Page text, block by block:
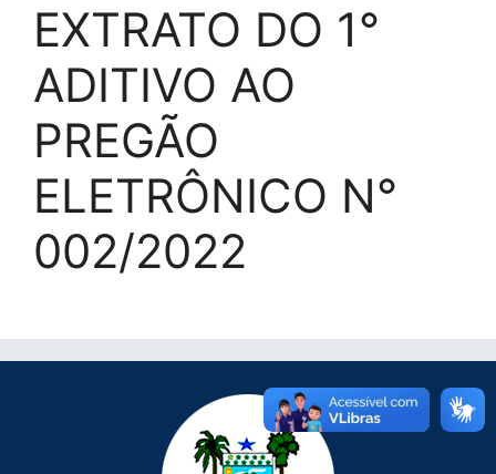
EXTRATO DO 1°
ADITIVO AO
PREGÃO
ELETRÔNICO N°
002/2022